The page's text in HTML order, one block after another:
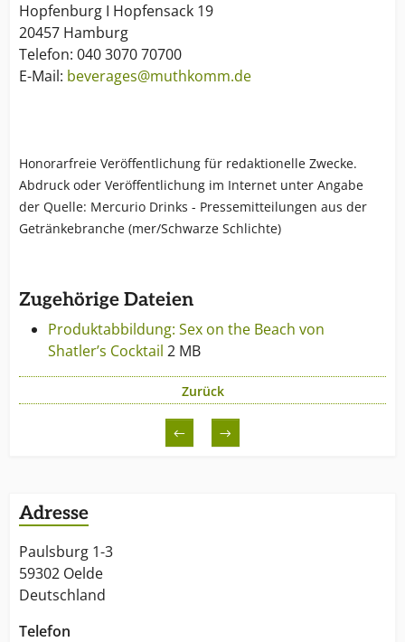
Hopfenburg I Hopfensack 19
20457 Hamburg
Telefon: 040 3070 70700
E-Mail: beverages@muthkomm.de
Honorarfreie Veröffentlichung für redaktionelle Zwecke.
Abdruck oder Veröffentlichung im Internet unter Angabe
der Quelle: Mercurio Drinks - Pressemitteilungen aus der
Getränkebranche (mer/Schwarze Schlichte)
Zugehörige Dateien
Produktabbildung: Sex on the Beach von
Shatler’s Cocktail 2 MB
Zurück
← →
Adresse
Paulsburg 1-3
59302 Oelde
Deutschland
Telefon